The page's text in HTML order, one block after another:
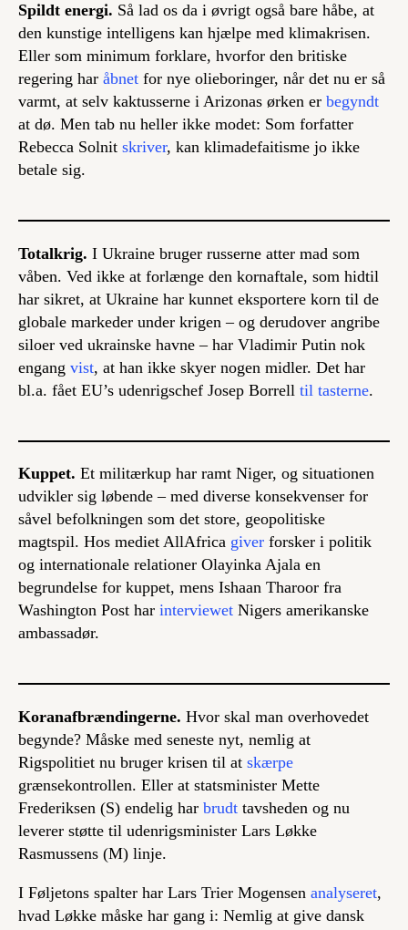
Spildt energi. Så lad os da i øvrigt også bare håbe, at
den kunstige intelligens kan hjælpe med klimakrisen.
Eller som minimum forklare, hvorfor den britiske
regering har åbnet for nye olieboringer, når det nu er så
varmt, at selv kaktusserne i Arizonas ørken er begyndt
at dø. Men tab nu heller ikke modet: Som forfatter
Rebecca Solnit skriver, kan klimadefaitisme jo ikke
betale sig.
Totalkrig. I Ukraine bruger russerne atter mad som
våben. Ved ikke at forlænge den kornaftale, som hidtil
har sikret, at Ukraine har kunnet eksportere korn til de
globale markeder under krigen – og derudover angribe
siloer ved ukrainske havne – har Vladimir Putin nok
engang vist, at han ikke skyer nogen midler. Det har
bl.a. fået EU’s udenrigschef Josep Borrell til tasterne.
Kuppet. Et militærkup har ramt Niger, og situationen
udvikler sig løbende – med diverse konsekvenser for
såvel befolkningen som det store, geopolitiske
magtspil. Hos mediet AllAfrica giver forsker i politik
og internationale relationer Olayinka Ajala en
begrundelse for kuppet, mens Ishaan Tharoor fra
Washington Post har interviewet Nigers amerikanske
ambassadør.
Koranafbrændingerne. Hvor skal man overhovedet
begynde? Måske med seneste nyt, nemlig at
Rigspolitiet nu bruger krisen til at skærpe
grænsekontrollen. Eller at statsminister Mette
Frederiksen (S) endelig har brudt tavsheden og nu
leverer støtte til udenrigsminister Lars Løkke
Rasmussens (M) linje.
I Føljetons spalter har Lars Trier Mogensen analyseret,
hvad Løkke måske har gang i: Nemlig at give dansk